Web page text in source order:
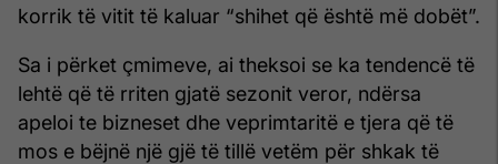
korrik të vitit të kaluar “shihet që është më dobët”.
Sa i përket çmimeve, ai theksoi se ka tendencë të
lehtë që të rriten gjatë sezonit veror, ndërsa
apeloi te bizneset dhe veprimtaritë e tjera që të
mos e bëjnë një gjë të tillë vetëm për shkak të